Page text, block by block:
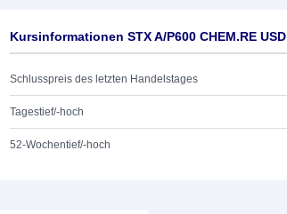
Kursinformationen STX A/P600 CHEM.RE USD
Schlusspreis des letzten Handelstages
Tagestief/-hoch
52-Wochentief/-hoch